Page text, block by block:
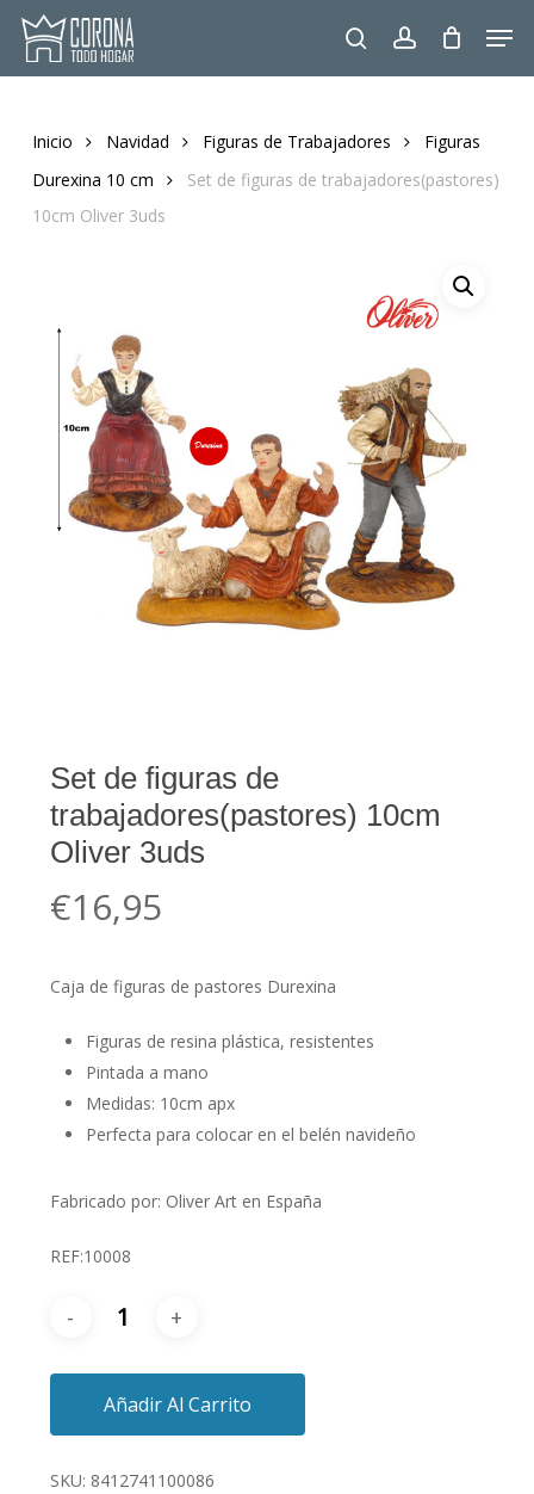
Skip
main
searchaccount
Inicio Navidad Figuras de Trabajadores
Figuras
Durexina 10 cm
Set de figuras de trabajadores(pastores)
10cm Oliver 3uds
Set de figuras de
trabajadores(pastores) 10cm
Oliver 3uds
€16,95
Caja de figuras de pastores Durexina
Figuras de resina plástica, resistentes
Pintada a mano
Medidas: 10cm apx
Perfecta para colocar en el belén navideño
Fabricado por: Oliver Art en España
REF:10008
Añadir Al Carrito
SKU: 8412741100086